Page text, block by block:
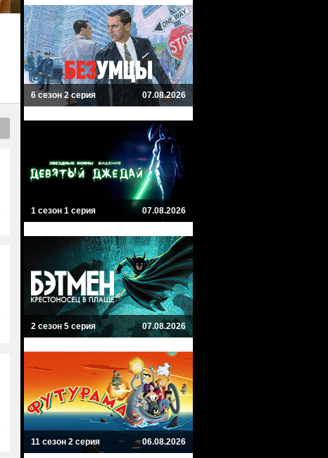
6 сезон 2 серия 07.08.2026
1 сезон 1 серия 07.08.2026
2 сезон 5 серия 07.08.2026
11 сезон 2 серия 06.08.2026